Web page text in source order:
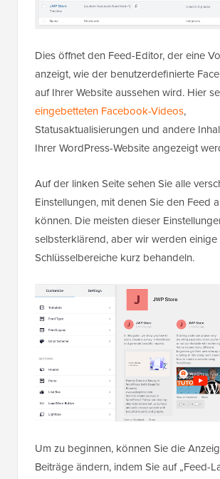
Dies öffnet den Feed-Editor, der eine
anzeigt, wie der benutzerdefinierte
auf Ihrer Website aussehen wird. Hier
eingebetteten Facebook-Videos,
Statusaktualisierungen und andere
Ihrer WordPress-Website angezeigt
Auf der linken Seite sehen Sie alle
Einstellungen, mit denen Sie den Feed
können. Die meisten dieser
selbsterklärend, aber wir werden einige
Schlüsselbereiche kurz behandeln.
Um zu beginnen, können Sie die
Beiträge ändern, indem Sie auf „Feed-